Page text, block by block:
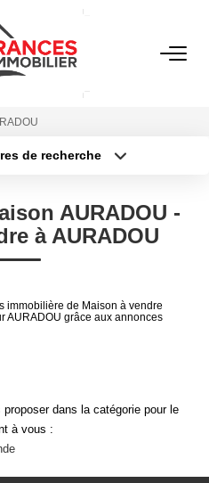
AGENCE
de recherche
Surface min
AURADOU -
à AURADOU
immobilière de Maison à vendre
AURADOU grâce aux annonces
dans la catégorie pour le
à vous :